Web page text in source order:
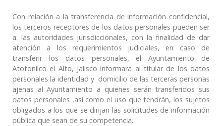
Con relación a la transferencia de información confidencial,
los terceros receptores de los datos personales pueden ser
a: las autoridades jurisdiccionales, con la finalidad de dar
atención a los requerimientos judiciales, en caso de
transferir los datos personales, el Ayuntamiento de
Atotonilco el Alto, Jalisco informara al titular de los datos
personales la identidad y domicilio de las terceras personas
ajenas al Ayuntamiento a quienes serán transferidos sus
datos personales ,así como el uso que tendrán, los sujetos
obligados a los que se dirijan las solicitudes de información
pública que sean de su competencia.